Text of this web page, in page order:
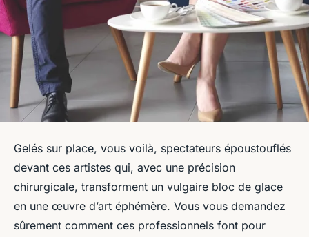
Gelés sur place, vous voilà, spectateurs époustouflés
devant ces artistes qui, avec une précision
chirurgicale, transforment un vulgaire bloc de glace
en une œuvre d’art éphémère. Vous vous demandez
sûrement comment ces professionnels font pour